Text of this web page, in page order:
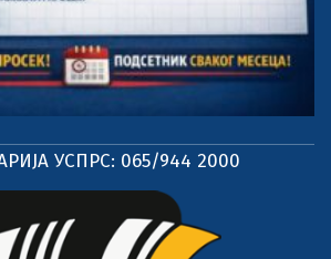
УСПРС: 065/944 2000